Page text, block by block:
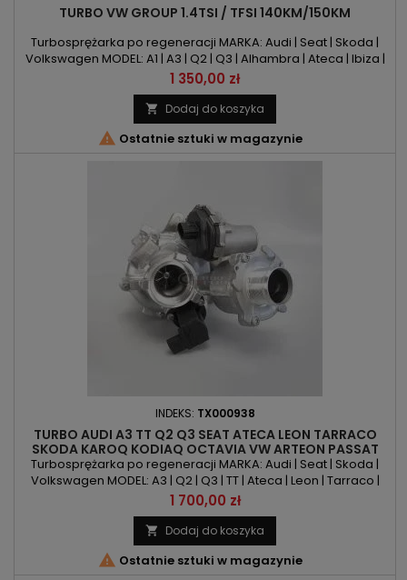
TURBO VW GROUP 1.4TSI / TFSI 140KM/150KM
Turbosprężarka po regeneracji MARKA: Audi | Seat | Skoda |
Volkswagen MODEL: A1 | A3 | Q2 | Q3 | Alhambra | Ateca | Ibiza |
Leon | Kodiaq | Octavia | Superb | Yeti | Beetle | CC | Golf | Jetta |
Passat | Polo | Scirocco | Sharan | Tiguan | Touran KOD SILNIKA:
CHPA | CPTA | CZDA | CZEA POJEMNOŚĆ: 1395ccm 1.4 TSI | TFSI
MOC: 140KM / 103kW | 150KM / 110kW...
Cena
1 350,00 zł
 Dodaj do koszyka
 Ostatnie sztuki w magazynie
INDEKS: TX000938
TURBO AUDI A3 TT Q2 Q3 SEAT ATECA LEON TARRACO
SKODA KAROQ KODIAQ OCTAVIA VW ARTEON PASSAT
POLO T-ROC TIGUAN 2.0TSI/TFSI
Turbosprężarka po regeneracji MARKA: Audi | Seat | Skoda |
Volkswagen MODEL: A3 | Q2 | Q3 | TT | Ateca | Leon | Tarraco |
Karoq | Kodiaq | Octavia | Arteon | Passat | Polo | T-Roc | Tiguan
KOD SILNIKA: CZPA | CZPB | DGUA | DGVA | DKTC | DKZA | DKZB |
DKZC | DNLA | DRFA | DTEAPOJEMNOŚĆ: 1984ccm 2.0 TSI | 2.0 TFSI
MOC: 180KM/132kW | 186KM/137kW |...
Cena
1 700,00 zł
 Dodaj do koszyka
 Ostatnie sztuki w magazynie